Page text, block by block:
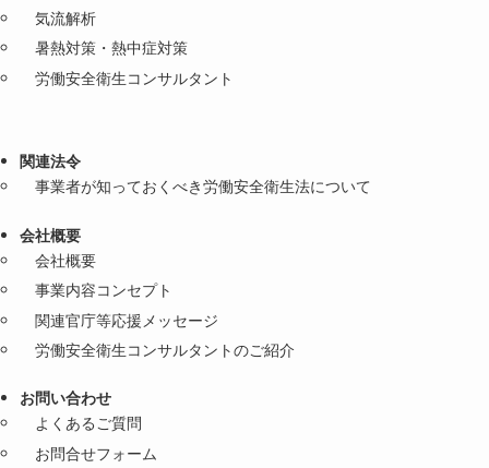
気流解析
暑熱対策・熱中症対策
労働安全衛生コンサルタント
関連法令
事業者が知っておくべき労働安全衛生法について
会社概要
会社概要
事業内容コンセプト
関連官庁等応援メッセージ
労働安全衛生コンサルタントのご紹介
お問い合わせ
よくあるご質問
お問合せフォーム